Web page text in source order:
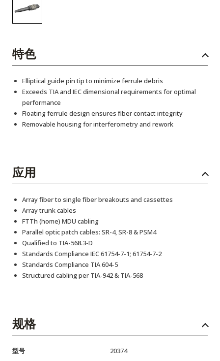
特色
Elliptical guide pin tip to minimize ferrule debris
Exceeds TIA and IEC dimensional requirements for optimal
performance
Floating ferrule design ensures fiber contact integrity
Removable housing for interferometry and rework
应用
Array fiber to single fiber breakouts and cassettes
Array trunk cables
FTTh (home) MDU cabling
Parallel optic patch cables: SR-4, SR-8 & PSM4
Qualified to TIA-568.3-D
Standards Compliance IEC 61754-7-1; 61754-7-2
Standards Compliance TIA 604-5
Structured cabling per TIA-942 & TIA-568
规格
型号 20374